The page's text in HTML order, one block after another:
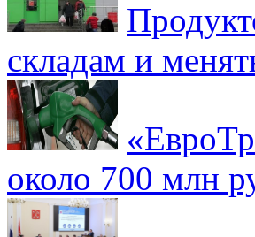
складам и
около 700 млн